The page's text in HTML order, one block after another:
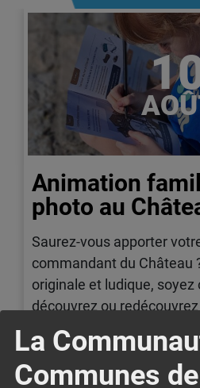
La
Communes
précédent
Animation
photo au
Saurez-vous apporter
commandant du Château
originale et ludique,
découvrez ou
vous ne l’avez jamais vu !
rallye photo, venez en
photo ou un smartphone.